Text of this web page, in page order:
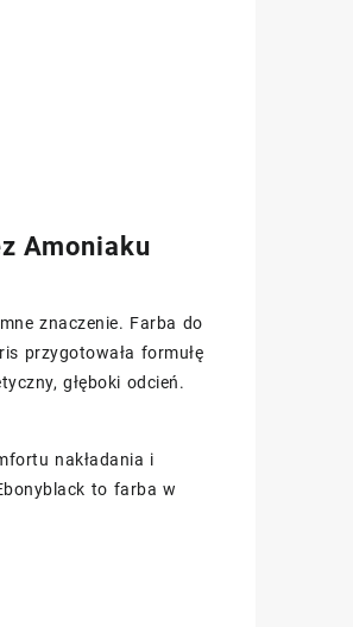
Amoniaku
znaczenie. Farba do
przygotowała formułę
głęboki odcień.
nakładania i
to farba w